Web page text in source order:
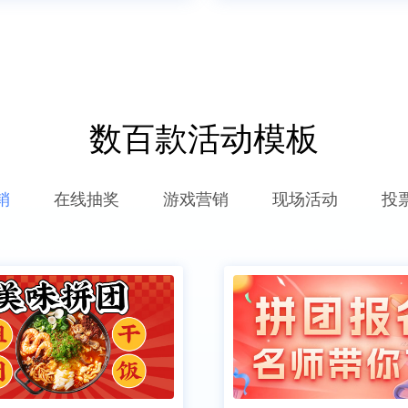
数百款活动模板
在线抽奖 游戏营销 现场活动 投